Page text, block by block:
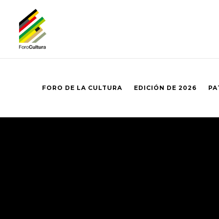
FORO DE LA CULTURA EDICIÓN DE 2026